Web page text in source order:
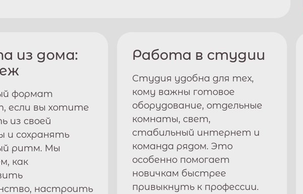
из дома:
формат
если вы хотите
из своей
и сохранять
ритм. Мы
как
настроить
Работа в студии
Студия удобна для тех,
кому важны готовое
оборудование, отдельные
комнаты, свет,
стабильный интернет и
команда рядом. Это
особенно помогает
новичкам быстрее
привыкнуть к профессии.